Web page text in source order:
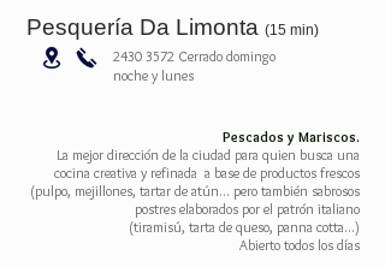
Pesquería Da Limonta (15 min)
2430 3572 Cerrado domingo
noche y lunes
Pescados y Mariscos.
La mejor dirección de la ciudad para quien busca una
cocina creativa y refinada a base de productos frescos
(pulpo, mejillones, tartar de atún... pero también sabrosos
postres elaborados por el patrón italiano
(tiramisú, tarta de queso, panna cotta...)
Abierto todos los días